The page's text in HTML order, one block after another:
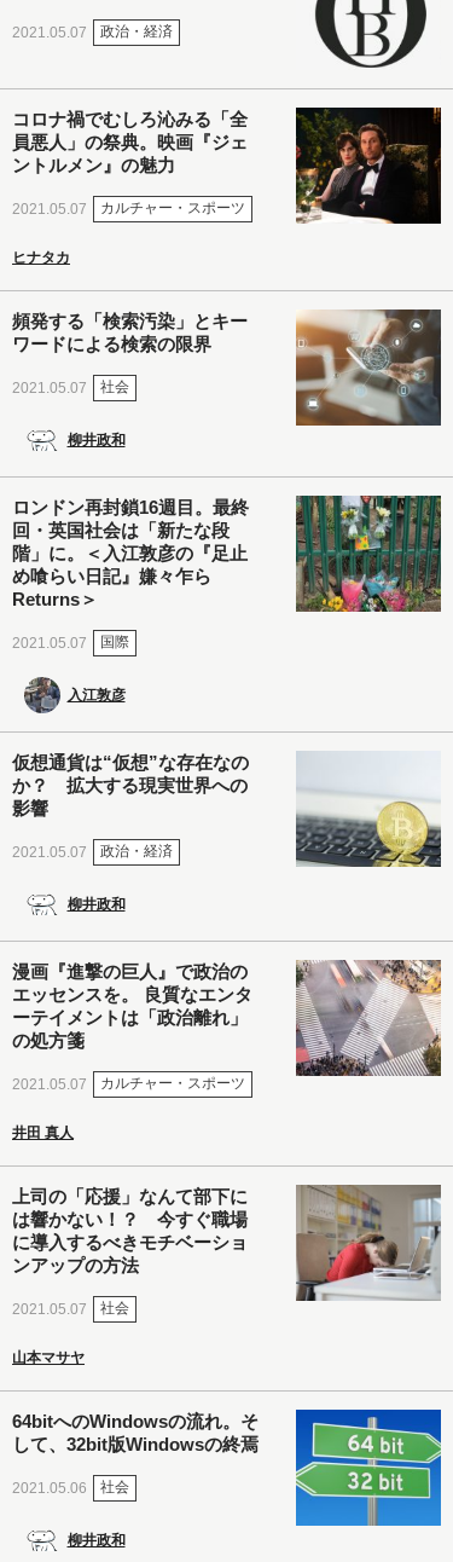
2021.05.07 政治・経済
コロナ禍でむしろ沁みる「全
員悪人」の祭典。映画『ジェ
ントルメン』の魅力
2021.05.07 カルチャー・スポーツ
ヒナタカ
頻発する「検索汚染」とキー
ワードによる検索の限界
2021.05.07 社会
柳井政和
ロンドン再封鎖16週目。最終
回・英国社会は「新たな段
階」に。＜入江敦彦の『足止
め喰らい日記』嫌々乍ら
Returns＞
2021.05.07 国際
入江敦彦
仮想通貨は“仮想”な存在なの
か？ 拡大する現実世界への
影響
2021.05.07 政治・経済
柳井政和
漫画『進撃の巨人』で政治の
エッセンスを。 良質なエンタ
ーテイメントは「政治離れ」
の処方箋
2021.05.07 カルチャー・スポーツ
井田 真人
上司の「応援」なんて部下に
は響かない！？ 今すぐ職場
に導入するべきモチベーショ
ンアップの方法
2021.05.07 社会
山本マサヤ
64bitへのWindowsの流れ。そ
して、32bit版Windowsの終焉
2021.05.06 社会
柳井政和